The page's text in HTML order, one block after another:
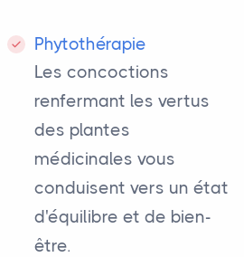
Phytothérapie
Les concoctions
renfermant les vertus
des plantes
médicinales vous
conduisent vers un état
d'équilibre et de bien-
être.